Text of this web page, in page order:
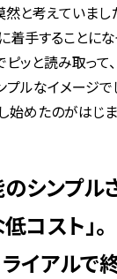
然と考えていまし
着手することに
ッと読み取って
プルなイメージ
めたのがはじま
シンプル
コスト」。
イアルで